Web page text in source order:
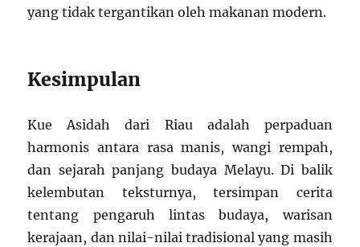
yang tidak tergantikan oleh makanan modern.
Kesimpulan
Kue Asidah dari Riau adalah perpaduan
harmonis antara rasa manis, wangi rempah,
dan sejarah panjang budaya Melayu. Di balik
kelembutan teksturnya, tersimpan cerita
tentang pengaruh lintas budaya, warisan
kerajaan, dan nilai-nilai tradisional yang masih